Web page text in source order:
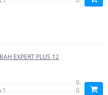
EXPERT PLUS 12
0
0